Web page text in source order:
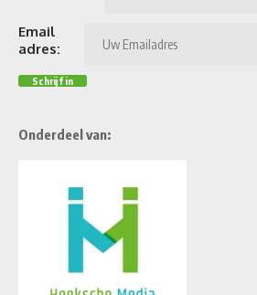
Email
adres:
Onderdeel van: